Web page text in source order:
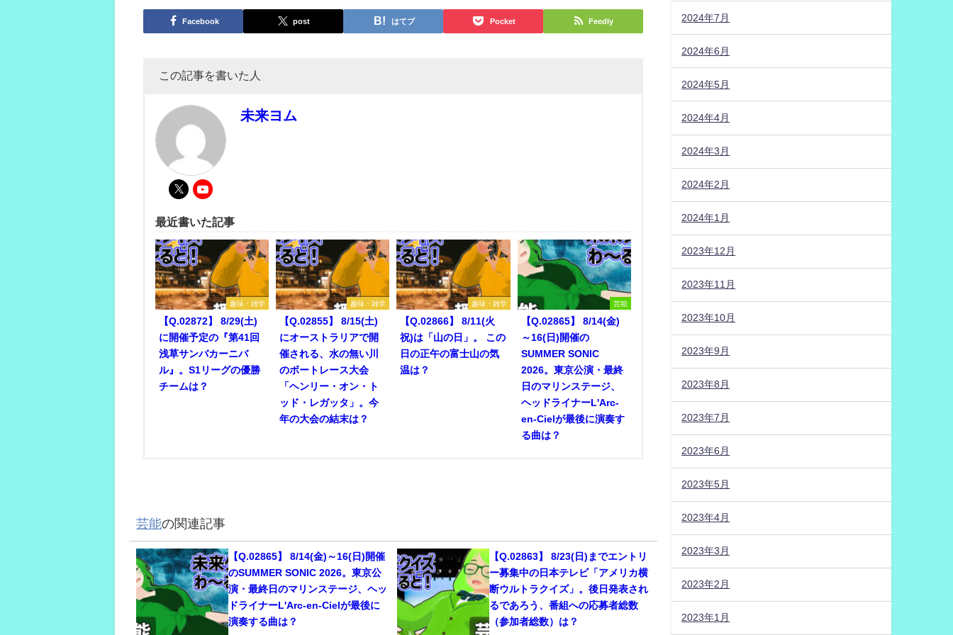
Facebook post はてブ Pocket Feedly
この記事を書いた人
未来ヨム
最近書いた記事
趣味・雑学
【Q.02872】 8/29(土)
に開催予定の『第41回
浅草サンバカーニバ
ル』。S1リーグの優勝
チームは？
趣味・雑学
【Q.02855】 8/15(土)
にオーストラリアで開
催される、水の無い川
のボートレース大会
「ヘンリー・オン・ト
ッド・レガッタ」。今
年の大会の結末は？
趣味・雑学
【Q.02866】 8/11(火
祝)は「山の日」。 この
日の正午の富士山の気
温は？
芸能
【Q.02865】 8/14(金)
～16(日)開催の
SUMMER SONIC
2026。東京公演・最終
日のマリンステージ、
ヘッドライナーL'Arc-
en-Cielが最後に演奏す
る曲は？
芸能の関連記事
【Q.02865】 8/14(金)～16(日)開催
のSUMMER SONIC 2026。東京公
演・最終日のマリンステージ、ヘッ
ドライナーL'Arc-en-Cielが最後に
演奏する曲は？
【Q.02863】 8/23(日)までエントリ
ー募集中の日本テレビ「アメリカ横
断ウルトラクイズ」。後日発表され
るであろう、番組への応募者総数
（参加者総数）は？
2024年7月
2024年6月
2024年5月
2024年4月
2024年3月
2024年2月
2024年1月
2023年12月
2023年11月
2023年10月
2023年9月
2023年8月
2023年7月
2023年6月
2023年5月
2023年4月
2023年3月
2023年2月
2023年1月